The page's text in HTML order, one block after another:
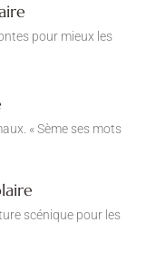
pour mieux les
« Sème ses mots
scénique pour les